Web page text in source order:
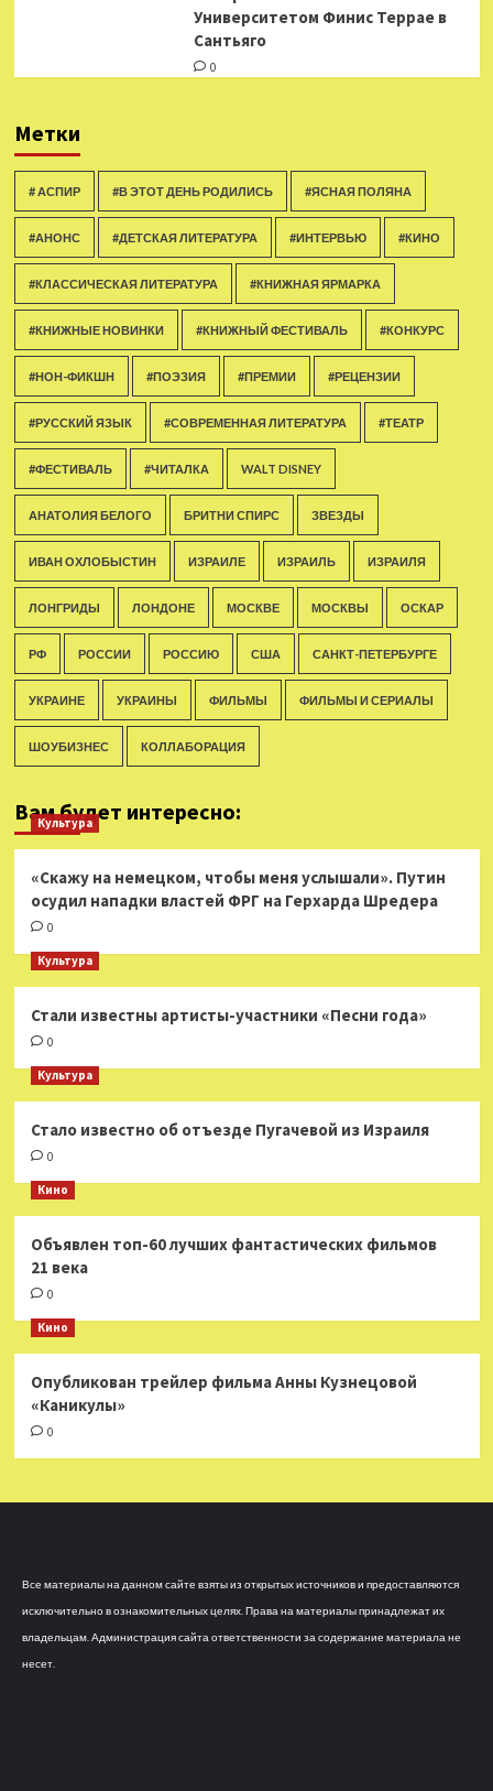
Университетом Финис Террае в
Сантьяго
0
Метки
# АСПИР #В ЭТОТ ДЕНЬ РОДИЛИСЬ #ЯСНАЯ ПОЛЯНА
#АНОНС #ДЕТСКАЯ ЛИТЕРАТУРА #ИНТЕРВЬЮ #КИНО
#КЛАССИЧЕСКАЯ ЛИТЕРАТУРА #КНИЖНАЯ ЯРМАРКА
#КНИЖНЫЕ НОВИНКИ #КНИЖНЫЙ ФЕСТИВАЛЬ #КОНКУРС
#НОН-ФИКШН #ПОЭЗИЯ #ПРЕМИИ #РЕЦЕНЗИИ
#РУССКИЙ ЯЗЫК #СОВРЕМЕННАЯ ЛИТЕРАТУРА #ТЕАТР
#ФЕСТИВАЛЬ #ЧИТАЛКА WALT DISNEY
АНАТОЛИЯ БЕЛОГО БРИТНИ СПИРС ЗВЕЗДЫ
ИВАН ОХЛОБЫСТИН ИЗРАИЛЕ ИЗРАИЛЬ ИЗРАИЛЯ
ЛОНГРИДЫ ЛОНДОНЕ МОСКВЕ МОСКВЫ ОСКАР
РФ РОССИИ РОССИЮ США САНКТ-ПЕТЕРБУРГЕ
УКРАИНЕ УКРАИНЫ ФИЛЬМЫ ФИЛЬМЫ И СЕРИАЛЫ
ШОУБИЗНЕС КОЛЛАБОРАЦИЯ
Вам будет интересно:
Культура
«Скажу на немецком, чтобы меня услышали». Путин
осудил нападки властей ФРГ на Герхарда Шредера
0
Культура
Стали известны артисты-участники «Песни года»
0
Культура
Стало известно об отъезде Пугачевой из Израиля
0
Кино
Объявлен топ-60 лучших фантастических фильмов
21 века
0
Кино
Опубликован трейлер фильма Анны Кузнецовой
«Каникулы»
0
Все материалы на данном сайте взяты из открытых источников и предоставляются
исключительно в ознакомительных целях. Права на материалы принадлежат их
владельцам. Администрация сайта ответственности за содержание материала не
несет.